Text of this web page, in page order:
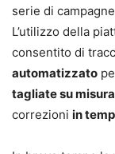
serie di
L’utilizzo della
consentito di
automatizzato
tagliate su misura
correzioni in